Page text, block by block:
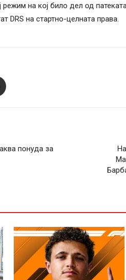
режим на кој било дел од
DRS на стартно-целната права.
понуда за